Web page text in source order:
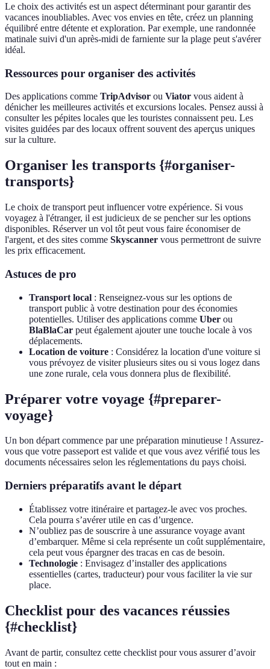
Le choix des activités est un aspect déterminant pour garantir des
vacances inoubliables. Avec vos envies en tête, créez un planning
équilibré entre détente et exploration. Par exemple, une randonnée
matinale suivi d'un après-midi de farniente sur la plage peut s'avérer
idéal.
Ressources pour organiser des activités
Des applications comme TripAdvisor ou Viator vous aident à
dénicher les meilleures activités et excursions locales. Pensez aussi à
consulter les pépites locales que les touristes connaissent peu. Les
visites guidées par des locaux offrent souvent des aperçus uniques
sur la culture.
Organiser les transports {#organiser-
transports}
Le choix de transport peut influencer votre expérience. Si vous
voyagez à l'étranger, il est judicieux de se pencher sur les options
disponibles. Réserver un vol tôt peut vous faire économiser de
l'argent, et des sites comme Skyscanner vous permettront de suivre
les prix efficacement.
Astuces de pro
Transport local : Renseignez-vous sur les options de
transport public à votre destination pour des économies
potentielles. Utiliser des applications comme Uber ou
BlaBlaCar peut également ajouter une touche locale à vos
déplacements.
Location de voiture : Considérez la location d'une voiture si
vous prévoyez de visiter plusieurs sites ou si vous logez dans
une zone rurale, cela vous donnera plus de flexibilité.
Préparer votre voyage {#preparer-
voyage}
Un bon départ commence par une préparation minutieuse ! Assurez-
vous que votre passeport est valide et que vous avez vérifié tous les
documents nécessaires selon les réglementations du pays choisi.
Derniers préparatifs avant le départ
Établissez votre itinéraire et partagez-le avec vos proches.
Cela pourra s’avérer utile en cas d’urgence.
N’oubliez pas de souscrire à une assurance voyage avant
d’embarquer. Même si cela représente un coût supplémentaire,
cela peut vous épargner des tracas en cas de besoin.
Technologie : Envisagez d’installer des applications
essentielles (cartes, traducteur) pour vous faciliter la vie sur
place.
Checklist pour des vacances réussies
{#checklist}
Avant de partir, consultez cette checklist pour vous assurer d’avoir
tout en main :